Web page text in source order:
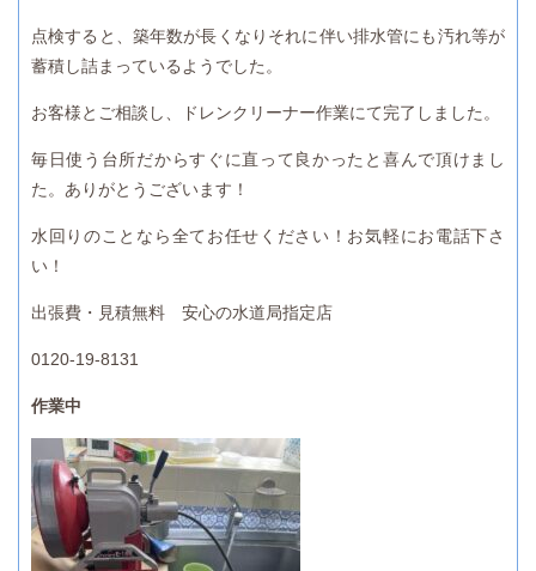
点検すると、築年数が長くなりそれに伴い排水管にも汚れ等が
蓄積し詰まっているようでした。
お客様とご相談し、ドレンクリーナー作業にて完了しました。
毎日使う台所だからすぐに直って良かったと喜んで頂けまし
た。ありがとうございます！
水回りのことなら全てお任せください！お気軽にお電話下さ
い！
出張費・見積無料 安心の水道局指定店
0120-19-8131
作業中